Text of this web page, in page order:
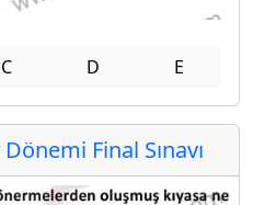
C D E
Final Sınavı